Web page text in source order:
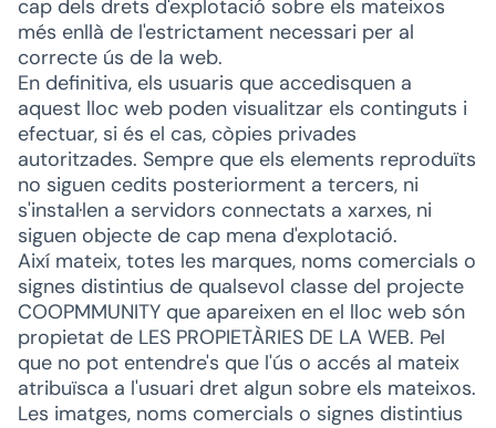
cap dels drets d'explotació sobre els mateixos
més enllà de l'estrictament necessari per al
correcte ús de la web.
En definitiva, els usuaris que accedisquen a
aquest lloc web poden visualitzar els continguts i
efectuar, si és el cas, còpies privades
autoritzades. Sempre que els elements reproduïts
no siguen cedits posteriorment a tercers, ni
s'instal·len a servidors connectats a xarxes, ni
siguen objecte de cap mena d'explotació.
Així mateix, totes les marques, noms comercials o
signes distintius de qualsevol classe del projecte
COOPMMUNITY que apareixen en el lloc web són
propietat de LES PROPIETÀRIES DE LA WEB. Pel
que no pot entendre's que l'ús o accés al mateix
atribuïsca a l'usuari dret algun sobre els mateixos.
Les imatges, noms comercials o signes distintius